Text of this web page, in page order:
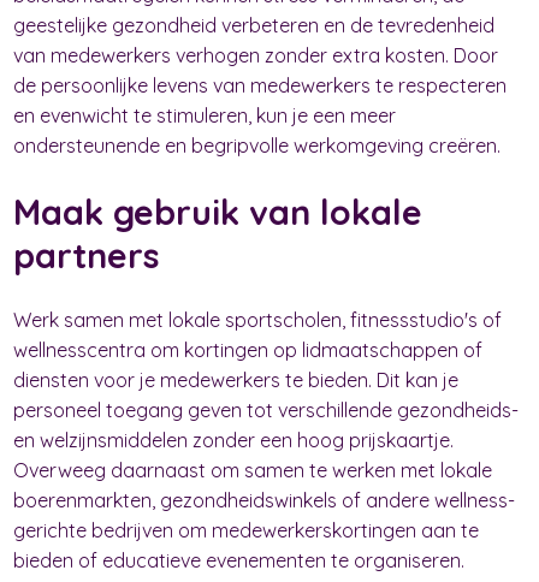
geestelijke gezondheid verbeteren en de tevredenheid
van medewerkers verhogen zonder extra kosten. Door
de persoonlijke levens van medewerkers te respecteren
en evenwicht te stimuleren, kun je een meer
ondersteunende en begripvolle werkomgeving creëren.
Maak gebruik van lokale
partners
Werk samen met lokale sportscholen, fitnessstudio's of
wellnesscentra om kortingen op lidmaatschappen of
diensten voor je medewerkers te bieden. Dit kan je
personeel toegang geven tot verschillende gezondheids-
en welzijnsmiddelen zonder een hoog prijskaartje.
Overweeg daarnaast om samen te werken met lokale
boerenmarkten, gezondheidswinkels of andere wellness-
gerichte bedrijven om medewerkerskortingen aan te
bieden of educatieve evenementen te organiseren.